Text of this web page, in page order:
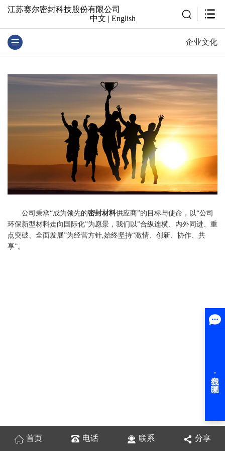
江苏赛尔密封科技股份有限公司
中文 | English
企业文化
公司秉承“成为领先的密封材料供应商”的目标与使命，以“公司
环保新型材料走向国际化”为愿景，我们以”合纵连横、内外同进、重
点突破、全面发展”为经营方针,始终坚持“激情、创新、协作、共
享”。
首页 电话 联系 分享